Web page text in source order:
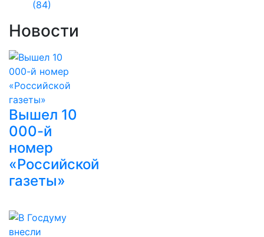
(84)
Новости
Вышел 10
000-й
номер
«Российской
газеты»